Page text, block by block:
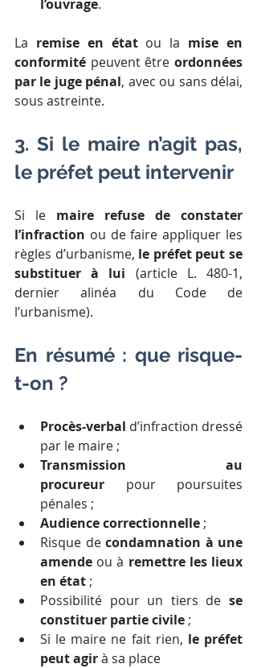
l’ouvrage.
La remise en état ou la mise en
conformité peuvent être ordonnées
par le juge pénal, avec ou sans délai,
sous astreinte.
3. Si le maire n’agit pas,
le préfet peut intervenir
Si le maire refuse de constater
l’infraction ou de faire appliquer les
règles d’urbanisme, le préfet peut se
substituer à lui (article L. 480-1,
dernier alinéa du Code de
l’urbanisme).
En résumé : que risque-
t-on ?
Procès-verbal d’infraction dressé
par le maire ;
Transmission au
procureur pour poursuites
pénales ;
Audience correctionnelle ;
Risque de condamnation à une
amende ou à remettre les lieux
en état ;
Possibilité pour un tiers de se
constituer partie civile ;
Si le maire ne fait rien, le préfet
peut agir à sa place